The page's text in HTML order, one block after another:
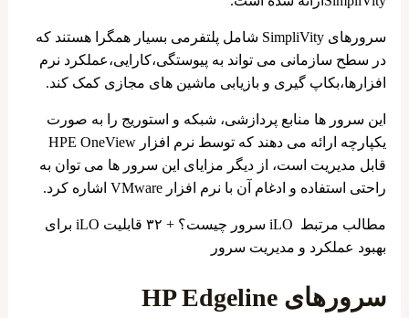
سرورهای SimpliVity شامل پلتفرمی بسیار همگرا هستند که
در سطح سازمانی می تواند به پیوستگی،کارایی،عملکرد نرم
افزارها،بکاپ گیری و بازیابی ماشین های مجازی کمک کند.
این سرور ها منابع پردازشی، شبکه و استوریج را به صورت
یکپارچه ارائه می دهند که توسط نرم افزار HPE OneView
قابل مدیریت است، از دیگر مزایای این سرور ها می توان به
راحتی استفاده و ادغام آن با نرم افزار VMware اشاره کرد.
مطالب مرتبط iLO سرور چیست؟ + ۳۲ قابلیت iLO برای
بهبود عملکرد و مدیریت سرور
سرورهای HP Edgeline